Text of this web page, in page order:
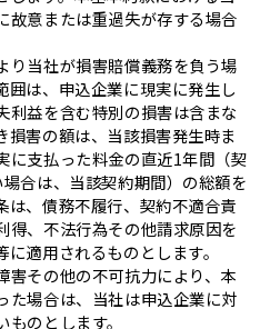
故意または重過失が存する場合
り当社が損害賠償義務を負う場
囲は、申込企業に現実に発生し
利益を含む特別の損害は含まな
損害の額は、当該損害発生時ま
に支払った料金の直近1年間（契
合は、当該契約期間）の総額を
は、債務不履行、契約不適合責
得、不法行為その他請求原因を
適用されるものとします。
害その他の不可抗力により、本
た場合は、当社は申込企業に対
のとします。